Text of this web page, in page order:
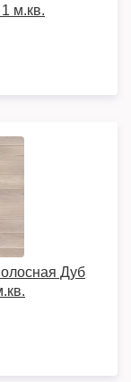
м.кв.
Дуб